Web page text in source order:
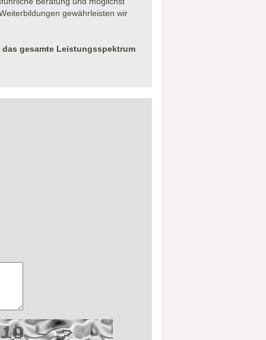
gewährleisten wir
gesamte Leistungsspektrum